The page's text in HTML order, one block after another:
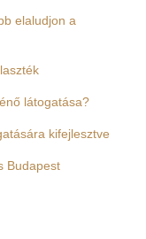
elaludjon a
látogatása?
kifejlesztve
Budapest